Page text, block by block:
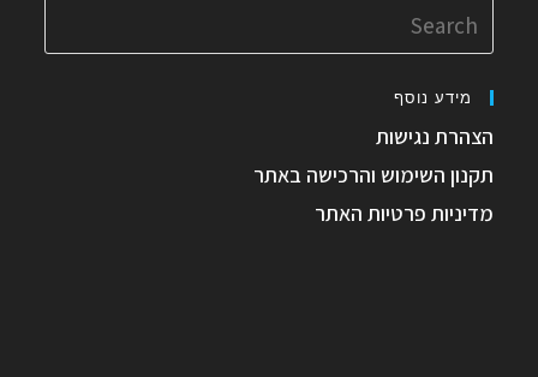
מידע נוסף
הצהרת נגישות
תקנון השימוש והרכישה באתר
מדיניות פרטיות האתר